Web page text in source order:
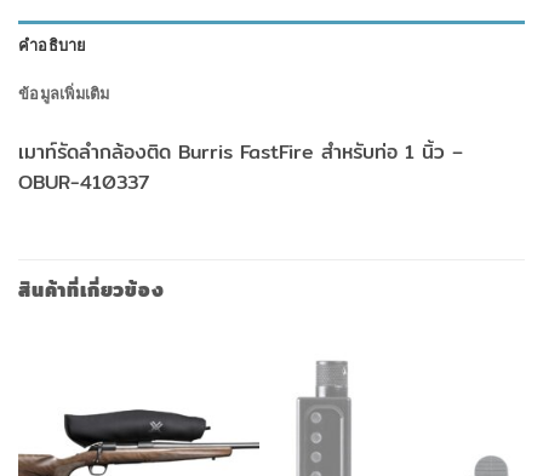
คำอธิบาย
ข้อมูลเพิ่มเติม
เมาท์รัดลำกล้องติด Burris FastFire สำหรับท่อ 1 นิ้ว –
OBUR-410337
สินค้าที่เกี่ยวข้อง